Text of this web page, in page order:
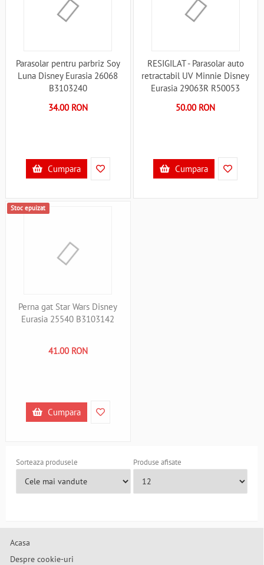
Parasolar pentru parbriz Soy
Luna Disney Eurasia 26068
B3103240
34.00 RON
Cumpara
RESIGILAT - Parasolar auto
retractabil UV Minnie Disney
Eurasia 29063R R50053
50.00 RON
Cumpara
Stoc epuizat
Perna gat Star Wars Disney
Eurasia 25540 B3103142
41.00 RON
Cumpara
Sorteaza produsele Produse afisate
Acasa
Despre cookie-uri